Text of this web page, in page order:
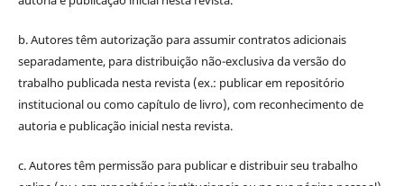
b. Autores têm autorização para assumir contratos adicionais
separadamente, para distribuição não-exclusiva da versão do
trabalho publicada nesta revista (ex.: publicar em repositório
institucional ou como capítulo de livro), com reconhecimento de
autoria e publicação inicial nesta revista.
c. Autores têm permissão para publicar e distribuir seu trabalho